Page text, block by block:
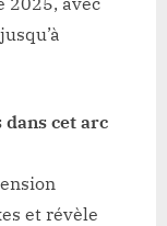
dans cet arc
et révèle